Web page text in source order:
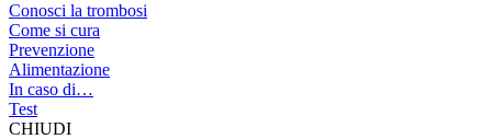
Conosci la trombosi
Come si cura
Prevenzione
Alimentazione
In caso di…
Test
CHIUDI